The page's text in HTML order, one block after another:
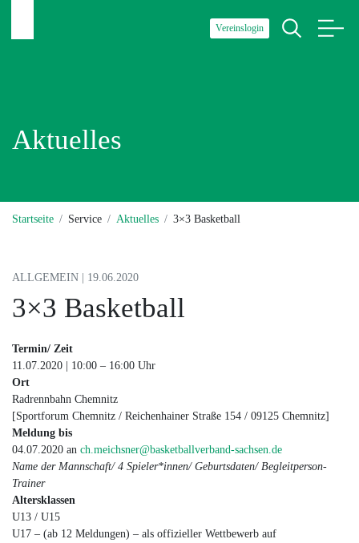
Vereinslogin
Aktuelles
Startseite Service Aktuelles 3×3 Basketball
ALLGEMEIN | 19.06.2020
3×3 Basketball
Termin/ Zeit
11.07.2020 | 10:00 – 16:00 Uhr
Ort
Radrennbahn Chemnitz
[Sportforum Chemnitz / Reichenhainer Straße 154 / 09125 Chemnitz]
Meldung bis
04.07.2020 an ch.meichsner@basketballverband-sachsen.de
Name der Mannschaft/ 4 Spieler*innen/ Geburtsdaten/ Begleitperson-
Trainer
Altersklassen
U13 / U15
U17 – (ab 12 Meldungen) – als offizieller Wettbewerb auf